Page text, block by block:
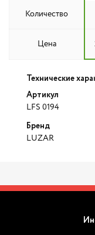
Количество
Цена
Технические
Артикул
LFS 0194
Бренд
LUZAR